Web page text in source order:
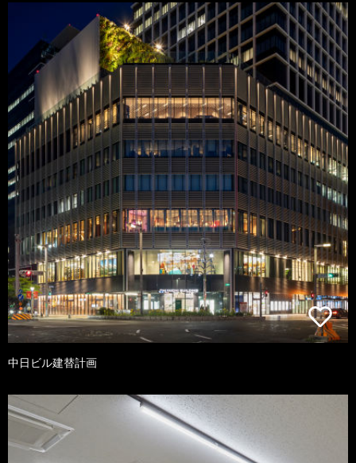
中日ビル建替計画